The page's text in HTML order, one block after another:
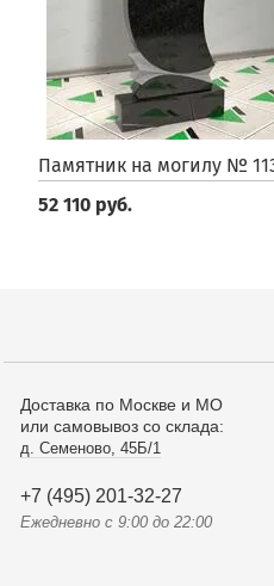
Памятник на могилу №
52 110 руб.
Доставка по Москве и МО
или самовывоз со склада:
д. Семеново, 45Б/1
+7 (495) 201-32-27
Ежедневно с 9:00 до 22:00